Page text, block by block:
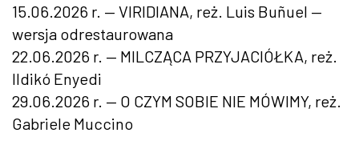
15.06.2026 r. — VIRIDIANA, reż. Luis Buñuel —
wersja odrestaurowana
22.06.2026 r. — MILCZĄCA PRZYJACIÓŁKA, reż.
Ildikó Enyedi
29.06.2026 r. — O CZYM SOBIE NIE MÓWIMY, reż.
Gabriele Muccino